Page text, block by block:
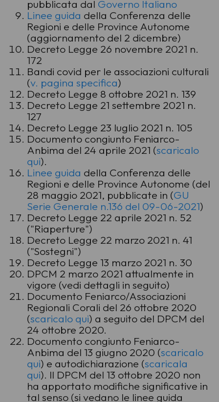
pubblicata dal Governo Italiano
Linee guida della Conferenza delle
Regioni e delle Province Autonome
(aggiornamento del 2 dicembre)
Decreto Legge 26 novembre 2021 n.
172
Bandi covid per le associazioni culturali
(v. pagina specifica)
Decreto Legge 8 ottobre 2021 n. 139
Decreto Legge 21 settembre 2021 n.
127
Decreto Legge 23 luglio 2021 n. 105
Documento congiunto Feniarco-
Anbima del 24 aprile 2021 (scaricalo
qui).
Linee guida della Conferenza delle
Regioni e delle Province Autonome (del
28 maggio 2021, pubblicate in (GU
Serie Generale n.136 del 09-06-2021)
Decreto Legge 22 aprile 2021 n. 52
("Riaperture")
Decreto Legge 22 marzo 2021 n. 41
("Sostegni")
Decreto Legge 13 marzo 2021 n. 30
DPCM 2 marzo 2021 attualmente in
vigore (vedi dettagli in seguito)
Documento Feniarco/Associazioni
Regionali Corali del 26 ottobre 2020
(scaricalo qui) a seguito del DPCM del
24 ottobre 2020.
Documento congiunto Feniarco-
Anbima del 13 giugno 2020 (scaricalo
qui) e autodichiarazione (scaricala
qui). Il DPCM del 13 ottobre 2020 non
ha apportato modifiche significative in
tal senso (si vedano le linee guida